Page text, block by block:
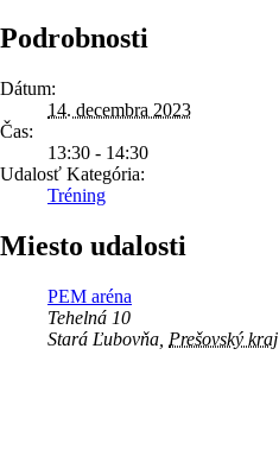
Podrobnosti
Dátum:
14. decembra 2023
Čas:
13:30 - 14:30
Udalosť Kategória:
Tréning
Miesto udalosti
PEM aréna
Tehelná 10
Stará Ľubovňa Prešovský kraj